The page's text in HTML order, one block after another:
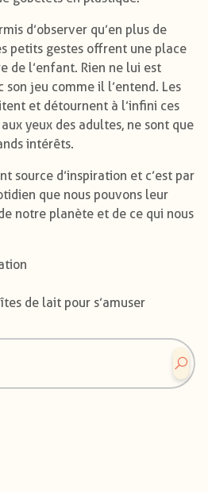
d’observer qu’en plus de
petits gestes offrent une place
de l’enfant. Rien ne lui est
son jeu comme il l’entend. Les
et détournent à l’infini ces
yeux des adultes, ne sont que
intérêts.
source d’inspiration et c’est par
que nous pouvons leur
notre planète et de ce qui nous
de lait pour s’amuser